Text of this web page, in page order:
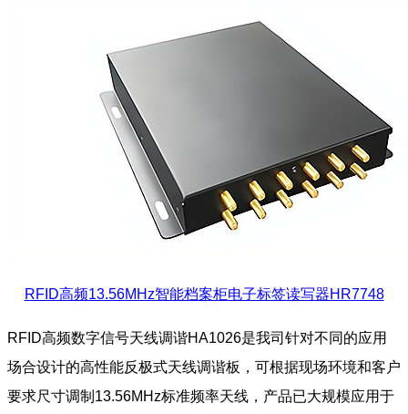
RFID高频13.56MHz智能档案柜电子标签读写器HR7748
RFID高频数字信号天线调谐HA1026是我司针对不同的应用
场合设计的高性能反极式天线调谐板，可根据现场环境和客户
要求尺寸调制13.56MHz标准频率天线，产品已大规模应用于